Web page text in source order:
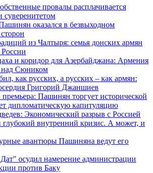
провалы расплачивается
суверенитетом
оказался в безвыходном
из Чалтыря: семья донских армян
и коридор для Азербайджана: Армения
над Сюником
как русских, а русских – как армян:
Григорий Джаншиев
Пашинян торгует исторической
дипломатическую капитуляцию
Экономический разрыв с Россией
внутренний кризис. А может, и
авантюры Пашиняна ведут его
осудил намерение администрации
против Баку